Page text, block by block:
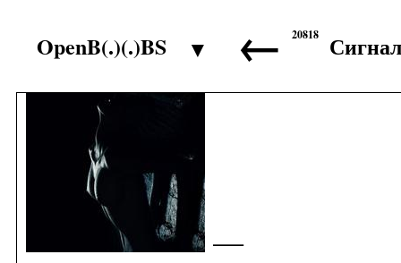
OpenB(.)(.)BS ▼ ← Сигнал
20818
>10226
—